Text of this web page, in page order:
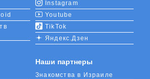
Instagram
Youtube
TikTok
Яндекс.Дзен
Наши партнеры
Знакомства в Израиле